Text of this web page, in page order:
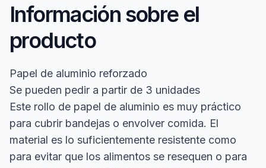
Información sobre el
producto
Papel de aluminio reforzado
Se pueden pedir a partir de 3 unidades
Este rollo de papel de aluminio es muy práctico
para cubrir bandejas o envolver comida. El
material es lo suficientemente resistente como
para evitar que los alimentos se resequen o para